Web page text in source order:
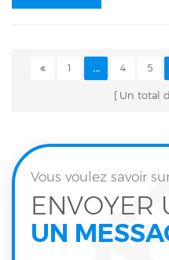
1 ... 4 5
Un total
Vous voulez savoir
ENVOYER
UN